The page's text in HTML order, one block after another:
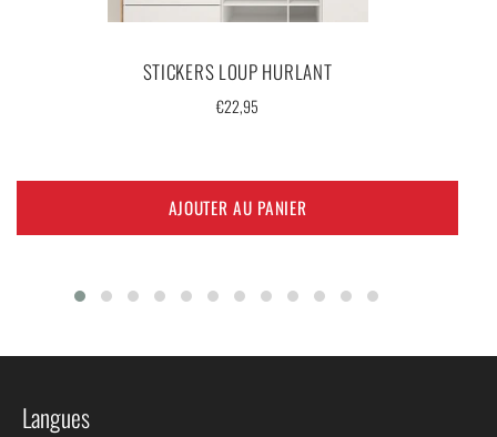
STICKERS LOUP HURLANT
Prix
€22,95
AJOUTER AU PANIER
Langues